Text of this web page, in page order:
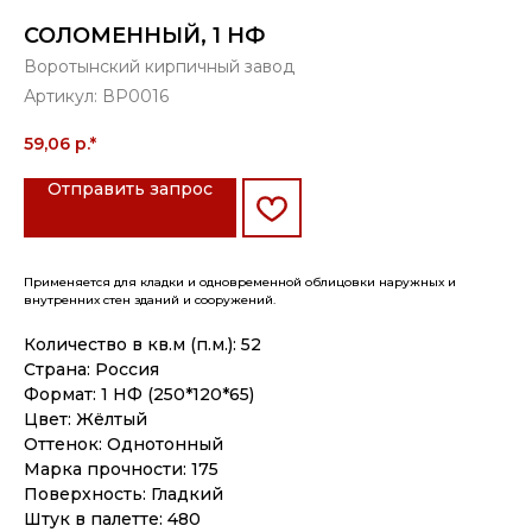
СОЛОМЕННЫЙ, 1 НФ
Воротынский кирпичный завод
Артикул: ВР0016
59,06 р.*
Отправить запрос
Применяется для кладки и одновременной облицовки наружных и
внутренних стен зданий и сооружений.
Количество в кв.м (п.м.): 52
Страна: Россия
Формат: 1 НФ (250*120*65)
Цвет: Жёлтый
Оттенок: Однотонный
Марка прочности: 175
Поверхность: Гладкий
Штук в палетте: 480